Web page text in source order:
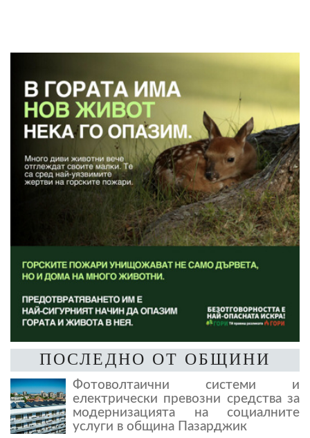
ПОСЛЕДНО ОТ ОБЩИНИ
Фотоволтаични системи и
електрически превозни средства за
модернизацията на социалните
услуги в община Пазарджик